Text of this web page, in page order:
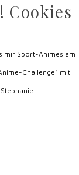
Cookies
mir Sport-Animes am
Challenge" mit